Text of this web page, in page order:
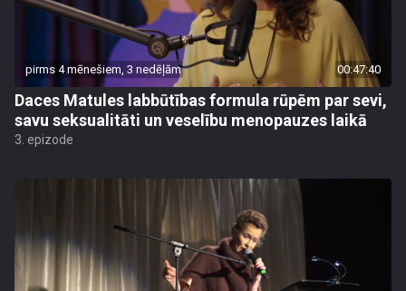
pirms 4 mēnešiem, 3 nedēļām 00:47:40
Daces Matules labbūtības formula rūpēm par sevi,
savu seksualitāti un veselību menopauzes laikā
3. epizode